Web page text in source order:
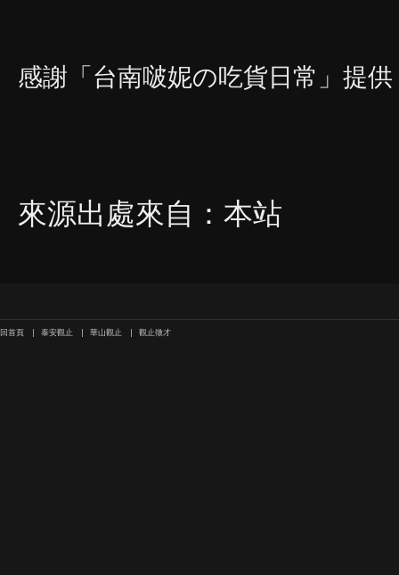
感謝「 台南啵妮の吃貨日常 」提供
來源出處來自：本站
回首頁 泰安觀止 華山觀止 觀止徵才